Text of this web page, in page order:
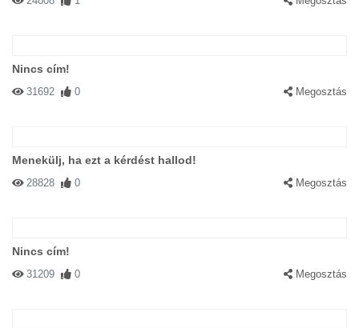
Nincs cím!
31692 0 Megosztás
Menekülj, ha ezt a kérdést hallod!
28828 0 Megosztás
Nincs cím!
31209 0 Megosztás